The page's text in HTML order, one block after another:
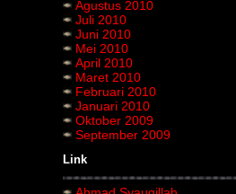
Agustus 2010
Juli 2010
Juni 2010
Mei 2010
April 2010
Maret 2010
Februari 2010
Januari 2010
Oktober 2009
September 2009
Link